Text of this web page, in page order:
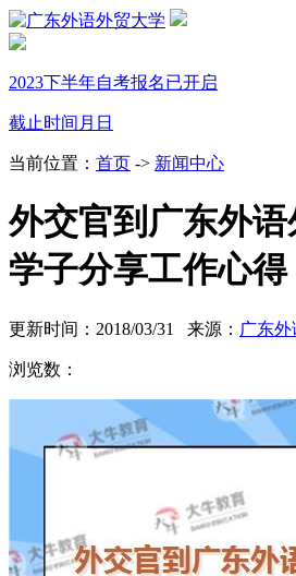
2023下半年自考报名已开启
截止时间 月 日
当前位置： 首页 -> 新闻中心
外交官到广东外
学子分享工作心得
更新时间：2018/03/31 来源： 广东
浏览数：